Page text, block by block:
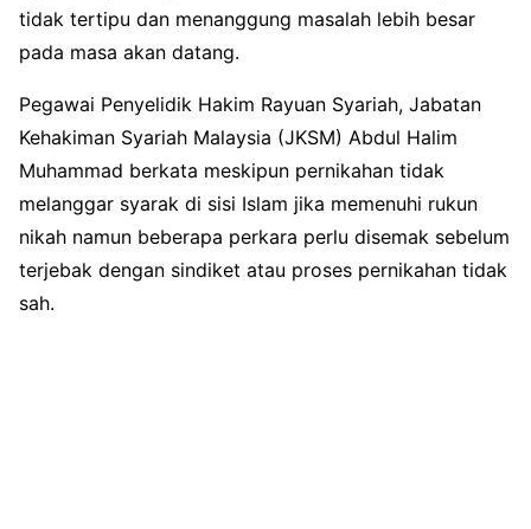
tidak tertipu dan menanggung masalah lebih besar
pada masa akan datang.
Pegawai Penyelidik Hakim Rayuan Syariah, Jabatan
Kehakiman Syariah Malaysia (JKSM) Abdul Halim
Muhammad berkata meskipun pernikahan tidak
melanggar syarak di sisi Islam jika memenuhi rukun
nikah namun beberapa perkara perlu disemak sebelum
terjebak dengan sindiket atau proses pernikahan tidak
sah.